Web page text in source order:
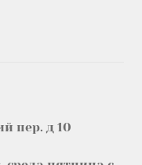
пер. д 10